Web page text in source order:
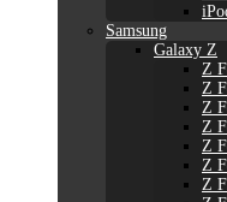
Samsung
Galaxy Z
Z
Z
Z
Z
Z
Z
Z